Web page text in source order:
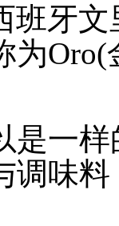
班牙文
为Oro(
是一
调味